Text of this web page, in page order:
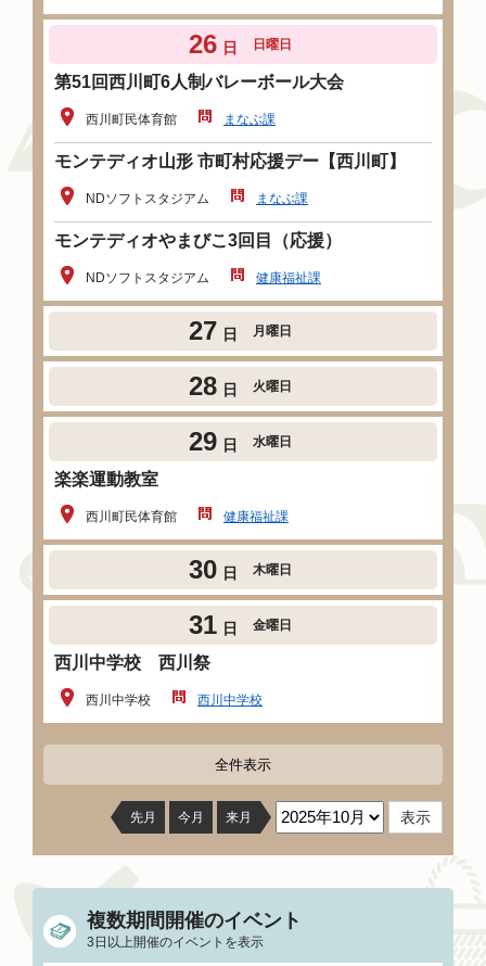
26 日 日曜日
第51回西川町6人制バレーボール大会
西川町民体育館 まなぶ課
モンテディオ山形 市町村応援デー【西川町】
NDソフトスタジアム まなぶ課
モンテディオやまびこ3回目（応援）
NDソフトスタジアム 健康福祉課
27 日 月曜日
28 日 火曜日
29 日 水曜日
楽楽運動教室
西川町民体育館 健康福祉課
30 日 木曜日
31 日 金曜日
西川中学校 西川祭
西川中学校 西川中学校
全件表示
先月 今月 来月
複数期間開催のイベント
3日以上開催のイベントを表示